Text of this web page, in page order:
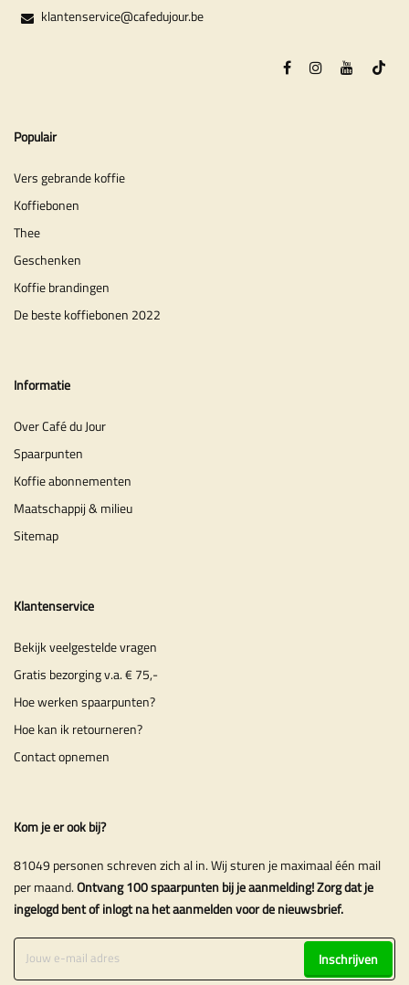
klantenservice@cafedujour.be
Populair
Vers gebrande koffie
Koffiebonen
Thee
Geschenken
Koffie brandingen
De beste koffiebonen 2022
Informatie
Over Café du Jour
Spaarpunten
Koffie abonnementen
Maatschappij & milieu
Sitemap
Klantenservice
Bekijk veelgestelde vragen
Gratis bezorging v.a. € 75,-
Hoe werken spaarpunten?
Hoe kan ik retourneren?
Contact opnemen
Kom je er ook bij?
81049 personen schreven zich al in. Wij sturen je maximaal één mail
per maand.Ontvang 100 spaarpunten bij je aanmelding! Zorg dat je
ingelogd bent of inlogt na het aanmelden voor de nieuwsbrief.
Inschrijven